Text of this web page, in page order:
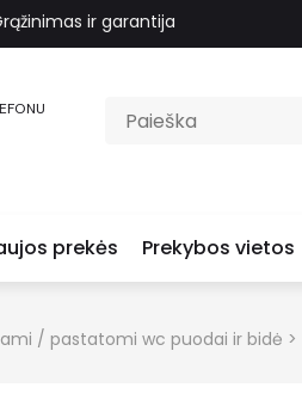
ir garantija
prekės Prekybos vietos
/ pastatomi wc puodai ir bidė >